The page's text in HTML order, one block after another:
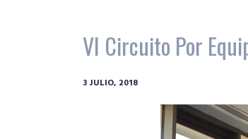
VI Circuito Por
3 JULIO, 2018